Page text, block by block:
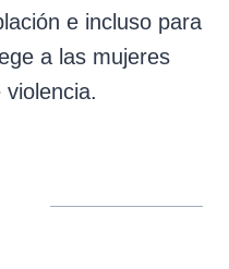
e incluso para
a las mujeres